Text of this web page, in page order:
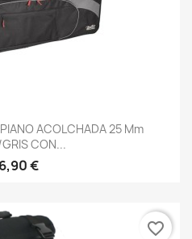
ACOLCHADA 25 Mm
CON...
€
favorite_border